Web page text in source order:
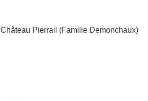
Château Pierrail (Familie Demonchaux)